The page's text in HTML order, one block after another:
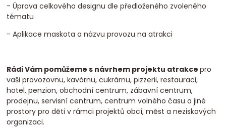
- Úprava celkového designu dle předloženého zvoleného
tématu
- Aplikace maskota a názvu provozu na atrakci
Rádi Vám pomůžeme s návrhem projektu atrakcepro
vaši provozovnu, kavárnu, cukrárnu, pizzerii, restauraci,
hotel, penzion, obchodní centrum, zábavní centrum,
prodejnu, servisní centrum, centrum volného času a jiné
prostory pro děti v rámci projektů obcí, měst a neziskových
organizaci.